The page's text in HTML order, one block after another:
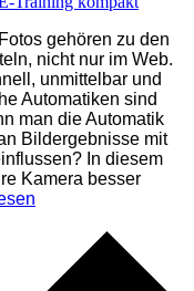
gehören zu den
nicht nur im Web.
unmittelbar und
Automatiken sind
man die Automatik
Bildergebnisse mit
In diesem
Kamera besser